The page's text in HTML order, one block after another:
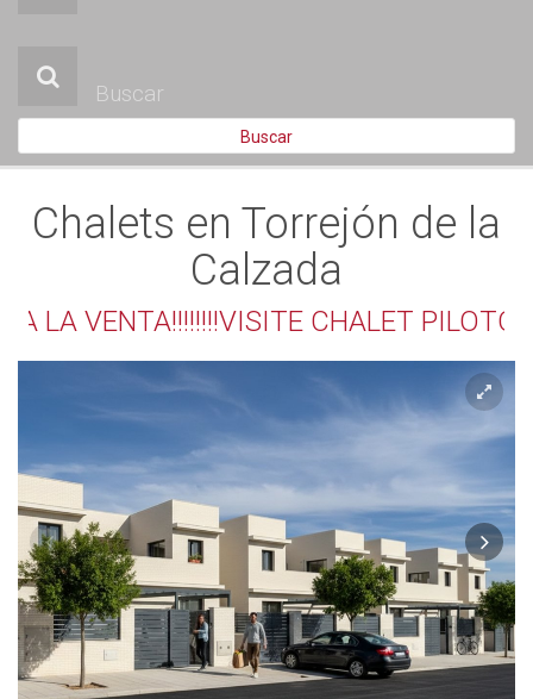
HISTÓRICO
CONTACTO
Buscar
Chalets en Torrejón de la
Calzada
A LA VENTA!!!!!!!!VISITE CHALET PILOTO!!!!